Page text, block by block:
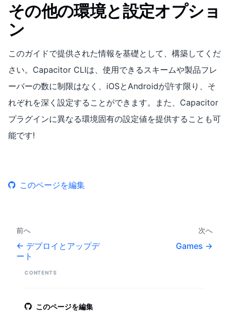
その他の環境と設定オプショ
ン
このガイドで提供された情報を基礎として、構築してくだ
さい。Capacitor CLIは、使用できるスキームや製品フレ
ーバーの数に制限はなく、iOSとAndroidが許す限り、そ
れぞれを深く設定することができます。また、Capacitor
プラグインに異なる環境固有の設定値を提供することも可
能です!
このページを編集
前へ
デプロイとアップデ
ート
次へ
Games
CONTENTS
このページを編集